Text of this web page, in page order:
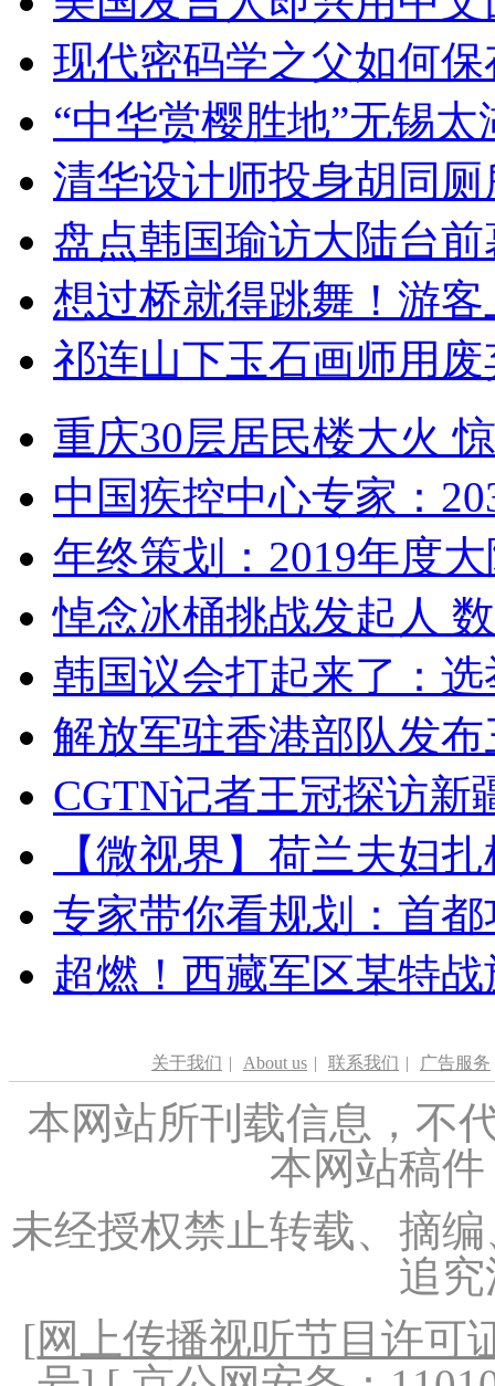
现代密码学之父如何
“中华赏樱胜地”无锡
清华设计师投身胡同
盘点韩国瑜访大陆台
想过桥就得跳舞！游客
祁连山下玉石画师用
重庆30层居民楼大火
中国疾控中心专家：
年终策划：2019年度
悼念冰桶挑战发起人
韩国议会打起来了：
解放军驻香港部队发
CGTN记者王冠探访新
【微视界】荷兰夫妇
专家带你看规划：首
超燃！西藏军区某特
关于我们 | About us | 联系我们 | 广告服务
本网站所刊载信息，不
本网站稿
未经授权禁止转载、摘
追
[网上传播视听节目许可